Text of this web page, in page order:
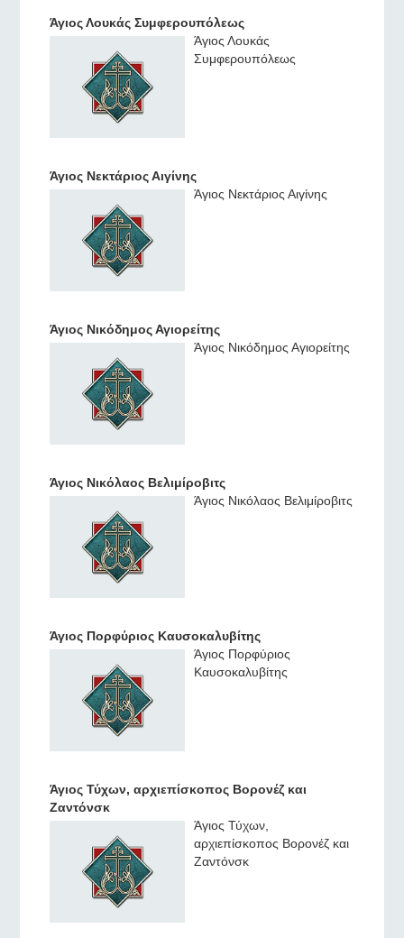
Άγιος Λουκάς Συμφερουπόλεως
Άγιος Λουκάς
Συμφερουπόλεως
Άγιος Νεκτάριος Αιγίνης
Άγιος Νεκτάριος Αιγίνης
Άγιος Νικόδημος Αγιορείτης
Άγιος Νικόδημος Αγιορείτης
Άγιος Νικόλαος Βελιμίροβιτς
Άγιος Νικόλαος Βελιμίροβιτς
Άγιος Πορφύριος Καυσοκαλυβίτης
Άγιος Πορφύριος
Καυσοκαλυβίτης
Άγιος Τύχων, αρχιεπίσκοπος Βορονέζ και
Ζαντόνσκ
Άγιος Τύχων,
αρχιεπίσκοπος Βορονέζ και
Ζαντόνσκ